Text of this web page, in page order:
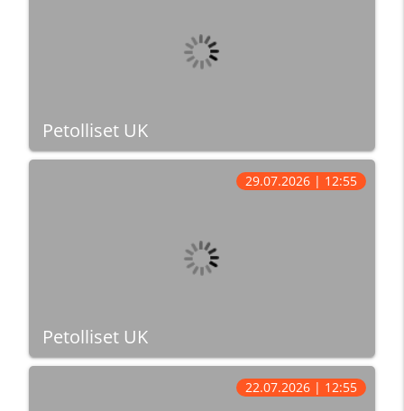
Petolliset UK
Petolliset UK
29.07.2026 | 12:55
22.07.2026 | 12:55